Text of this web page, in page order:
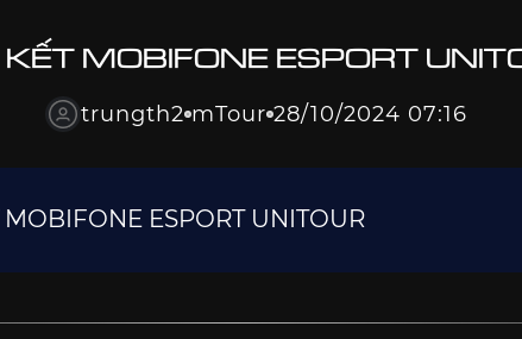
MOBIFONE ESPORT
trungth2 mTour 28/10/2024 07:16
ESPORT UNITOUR